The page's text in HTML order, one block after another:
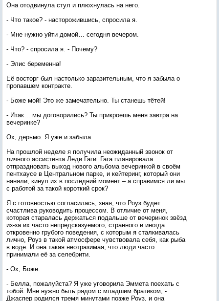
Она отодвинула стул и плюхнулась на него.
- Что такое? - насторожившись, спросила я.
- Мне нужно уйти домой… сегодня вечером.
- Что? - спросила я. - Почему?
- Элис беременна!
Её восторг был настолько заразительным, что я забыла о
пропавшем контракте.
- Боже мой! Это же замечательно. Ты станешь тётей!
- Итак… мы договорились? Ты прикроешь меня завтра на
вечеринке?
Ох, дерьмо. Я уже и забыла.
На прошлой неделе я получила неожиданный звонок от
личного ассистента Леди Гаги. Гага планировала
отпраздновать выход нового альбома вечеринкой в своём
пентхаусе в Центральном парке, и кейтеринг, который они
наняли, кинул их в последний момент – а справимся ли мы
с работой за такой короткий срок?
Я с готовностью согласилась, зная, что Роуз будет
счастлива руководить процессом. В отличие от меня,
которая старалась держаться подальше от вечеринок звёзд
из-за их часто непредсказуемого, странного и иногда
откровенно грубого поведения, с которым я сталкивалась
лично, Роуз в такой атмосфере чувствовала себя, как рыба
в воде. И она такая неотразимая, что люди часто
принимали её за селебрити.
- Ох, Боже.
- Белла, пожалуйста? Я уже уговорила Эммета поехать с
тобой. Мне нужно быть рядом с младшим братиком, -
Джаспер родился тремя минутами позже Роуз, и она